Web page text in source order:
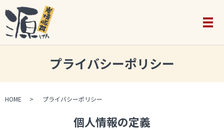
メ
プライバシーポリシー
HOME プライバシーポリシー
個人情報の定義